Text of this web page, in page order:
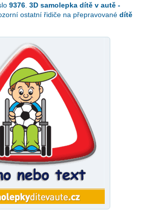
9376 3D samolepka dítě v autě -
ostatní řidiče na přepravované dítě